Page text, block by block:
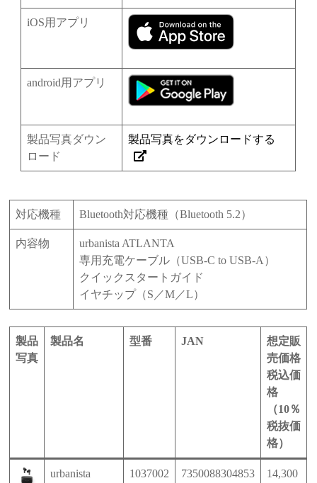
iOS用アプリ
android用アプリ
製品写真ダウン
ロード
製品写真をダウンロードする
対応機種 Bluetooth対応機種（Bluetooth 5.2）
内容物
urbanista ATLANTA
専用充電ケーブル（USB-C to USB-A）
クイックスタートガイド
イヤチップ（S／M／L）
製品
写真
製品名 型番 JAN
想定販
売価格
税込価
格
（10％
税抜価
格）
urbanista
1037002 7350088304853
14,300